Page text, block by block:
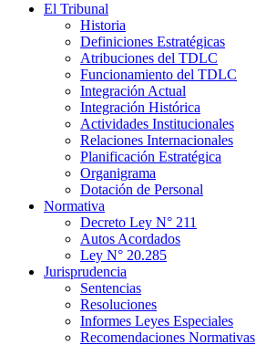
El Tribunal
Historia
Definiciones Estratégicas
Atribuciones del TDLC
Funcionamiento del TDLC
Integración Actual
Integración Histórica
Actividades Institucionales
Relaciones Internacionales
Planificación Estratégica
Organigrama
Dotación de Personal
Normativa
Decreto Ley N° 211
Autos Acordados
Ley N° 20.285
Jurisprudencia
Sentencias
Resoluciones
Informes Leyes Especiales
Recomendaciones Normativas